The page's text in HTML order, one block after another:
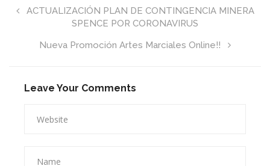
ACTUALIZACIÓN PLAN DE CONTINGENCIA MINERA
SPENCE POR CORONAVIRUS
Nueva Promoción Artes Marciales Online!!
Leave Your Comments